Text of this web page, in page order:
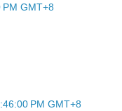
GMT+8
PM GMT+8